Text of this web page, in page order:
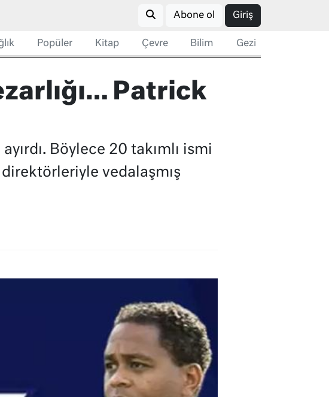
Abone ol Giriş
Popüler Kitap Çevre Bilim Gezi
Patrick
Böylece 20 takımlı ismi
vedalaşmış